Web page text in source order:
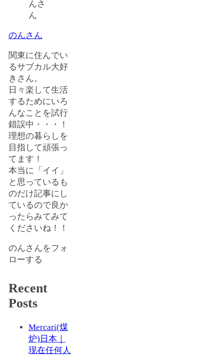
のんさん
関東に住んでい
るサブカル大好
きさん。
日々楽して生活
するためにいろ
んなことを試行
錯誤中・・・！
理想の暮らしを
目指して頑張っ
てます！
本当に「イイ」
と思っているも
のだけ記事にし
ているので良か
ったらみてみて
くださいね！！
のんさんをフォ
ローする
Recent
Posts
Mercari(煤
炉)日本｜
现在任何人